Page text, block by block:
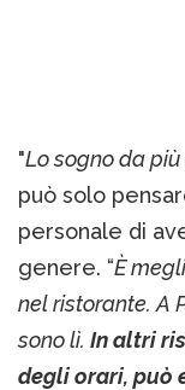
"Lo sogno da
può solo
personale di
genere. “È
nel ristorante. A
sono lì. In altri
degli orari, può